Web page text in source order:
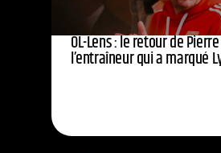
OL-Lens : le retour de
l’entraîneur qui a marqué